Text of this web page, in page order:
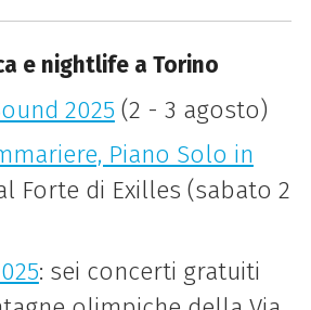
e nightlife a Torino
2025 (2 - 3 agosto)
Piano Solo in
Forte di Exilles (sabato 2
: sei concerti gratuiti